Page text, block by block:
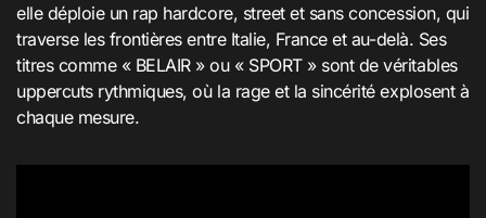
elle déploie un rap hardcore, street et sans concession, qui
traverse les frontières entre Italie, France et au-delà. Ses
titres comme « BELAIR » ou « SPORT » sont de véritables
uppercuts rythmiques, où la rage et la sincérité explosent à
chaque mesure.